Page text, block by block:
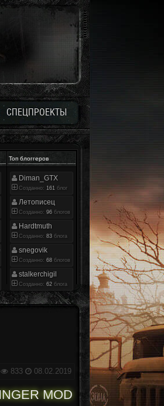
СПЕЦПРОЕКТЫ
Топ блоггеров
арты
Diman_GTX
Созданно: 161 блог
Летописец
Созданно: 96 блогов
Hardtmuth
Созданно: 83 блога
snegovik
Созданно: 68 блогов
stalkerchigil
Созданно: 62 блога
833 08.02.2019
MOD